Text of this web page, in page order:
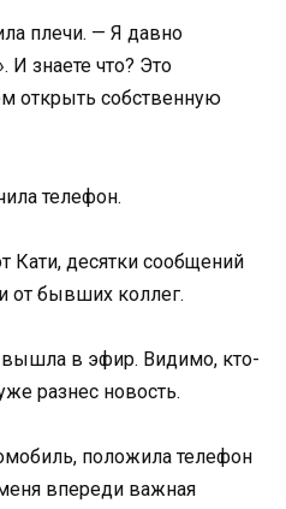
плечи. — Я давно
И знаете что? Это
открыть собственную
телефон.
Кати, десятки сообщений
от бывших коллег.
в эфир. Видимо, кто-
разнес новость.
положила телефон
впереди важная